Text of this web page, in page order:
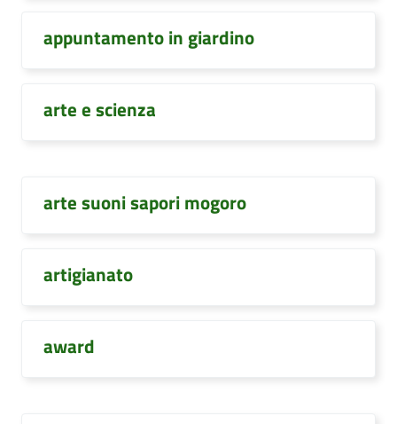
appuntamento in giardino
arte e scienza
arte suoni sapori mogoro
artigianato
award